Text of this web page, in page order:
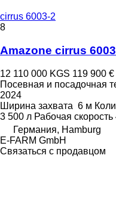
cirrus 6003-2
8
Amazone cirrus
12 110 000 KGS 119 900 €
Посевная и посадочная
2024
Ширина захвата 6 м
3 500 л Рабочая скорость
Германия, Hamburg
E-FARM GmbH
Связаться с продавцом